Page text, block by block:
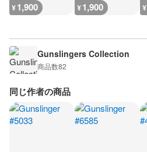
¥1,900 ¥1,900 ¥
Gunslingers Collection
商品数82
同じ作者の商品